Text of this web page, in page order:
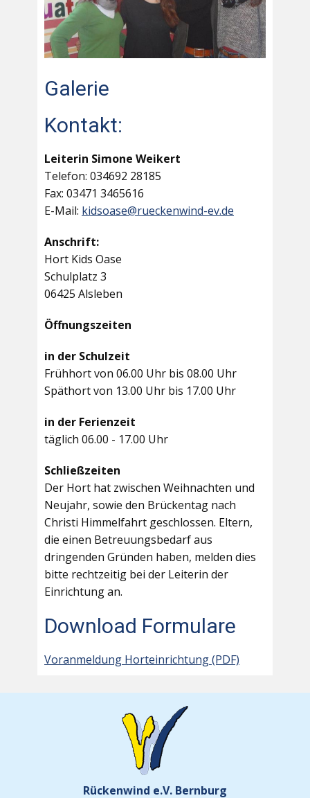
Galerie
Kontakt:
Leiterin Simone Weikert
Telefon: 034692 28185
Fax: 03471 3465616
E-Mail: kidsoase@rueckenwind-ev.de
Anschrift:
Hort Kids Oase
Schulplatz 3
06425 Alsleben
Öffnungszeiten
in der Schulzeit
Frühhort von 06.00 Uhr bis 08.00 Uhr
Späthort von 13.00 Uhr bis 17.00 Uhr
in der Ferienzeit
täglich 06.00 - 17.00 Uhr
Schließzeiten
Der Hort hat zwischen Weihnachten und
Neujahr, sowie den Brückentag nach
Christi Himmelfahrt geschlossen. Eltern,
die einen Betreuungsbedarf aus
dringenden Gründen haben, melden dies
bitte rechtzeitig bei der Leiterin der
Einrichtung an.
Download Formulare
Voranmeldung Horteinrichtung (PDF)
Rückenwind e.V. Bernburg